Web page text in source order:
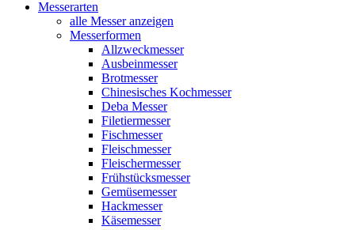
Messerarten
alle Messer anzeigen
Messerformen
Allzweckmesser
Ausbeinmesser
Brotmesser
Chinesisches Kochmesser
Deba Messer
Filetiermesser
Fischmesser
Fleischmesser
Fleischermesser
Frühstücksmesser
Gemüsemesser
Hackmesser
Käsemesser